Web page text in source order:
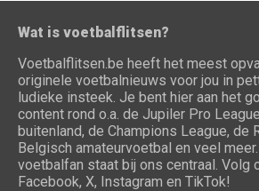
Wat is voetbalflitsen?
Voetbalflitsen.be heeft het meest
originele voetbalnieuws voor jou in
ludieke insteek. Je bent hier aan het
content rond o.a. de Jupiler Pro
buitenland, de Champions League, de
Belgisch amateurvoetbal en veel
voetbalfan staat bij ons centraal. Volg
Facebook, X, Instagram en TikTok!